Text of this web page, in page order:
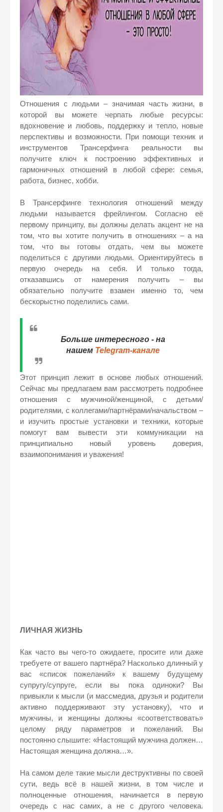
Отношения с людьми – значимая часть жизни, в
которой вы можете черпать любые ресурсы:
вдохновение и любовь, поддержку и тепло, новые
перспективы и возможности. При помощи техник и
инструментов Трансерфинга реальности вы
получите ключ к построению эффективных и
гармоничных отношений в любой сфере: семья,
работа, бизнес, хобби.
В Трансерфинге технология отношений между
людьми называется фрейлингом. Согласно её
первому принципу, вы должны делать акцент не на
том, что вы хотите получить в отношениях – а на
том, что вы готовы отдать, чем вы можете
поделиться с другими людьми. Ориентируйтесь в
первую очередь на себя. И только тогда,
отказавшись от намерения получить – вы
обязательно получите взамен именно то, чем
бескорыстно поделились сами.
Больше интересного - на
нашем Telegram-канале
Этот принцип лежит в основе любых отношений.
Сейчас мы предлагаем вам рассмотреть подробнее
отношения с мужчиной/женщиной, с детьми/
родителями, с коллегами/партнёрами/начальством –
и изучить простые установки и техники, которые
помогут вам вывести эти коммуникации на
принципиально новый уровень доверия,
взаимопонимания и уважения!
ЛИЧНАЯ ЖИЗНЬ
Как часто вы чего-то ожидаете, просите или даже
требуете от вашего партнёра? Насколько длинный у
вас «список пожеланий» к вашему будущему
супругу/супруге, если вы пока одиноки? Вы
привыкли к мысли (и массмедиа, друзья и родители
активно поддерживают эту установку), что и
мужчины, и женщины должны «соответствовать»
целому ряду параметров и пожеланий. Вы
постоянно слышите: «Настоящий мужчина должен…
Настоящая женщина должна…».
На самом деле такие мысли деструктивны по своей
сути, ведь всё в нашей жизни, в том числе и
полноценные отношения, начинается в первую
очередь с нас самих, а не с другого человека.